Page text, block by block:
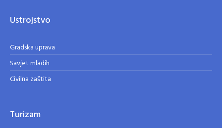
Ustrojstvo
Gradska uprava
Savjet mladih
Civilna zaštita
Turizam